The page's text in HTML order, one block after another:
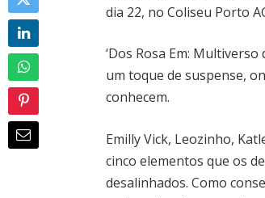
dia 22, no Coliseu Porto
‘Dos Rosa Em:
um toque de suspense,
conhecem.
Emilly Vick, Leozinho,
cinco elementos que os
desalinhados. Como